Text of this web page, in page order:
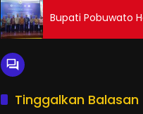
Bupati Pobuwato
Tinggalkan Balasan